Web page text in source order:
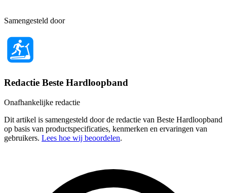
Samengesteld door
Redactie Beste Hardloopband
Onafhankelijke redactie
Dit artikel is samengesteld door de redactie van Beste Hardloopband
op basis van productspecificaties, kenmerken en ervaringen van
gebruikers. Lees hoe wij beoordelen.